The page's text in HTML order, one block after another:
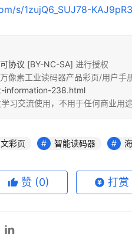
s/1zujQ6_SUJ78-
协议 [BY-NC-SA] 进行授权
像素工业读码器产品彩页/用户手
information-238.html
习交流使用，不用于任何商业用途
彩页 智能读码器
赞 (0) 打赏